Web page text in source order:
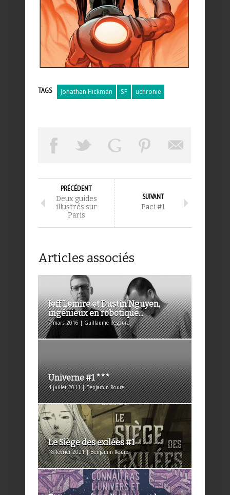
TAGS Jonathan Hickman SF uchronie
PRÉCÉDENT
Deux guides
illustrés sur
Paris
SUIVANT
Paci #1
Articles associés
Jeff Lemire et Dustin Nguyen,
ingénieux en robotique...
7 mars 2016 | Guillaume Regourd
Univerne #1 ***
4 juillet 2011 | Benjamin Roure
Le Siège des exilées #1
18 février 2021 | Benjamin Roure